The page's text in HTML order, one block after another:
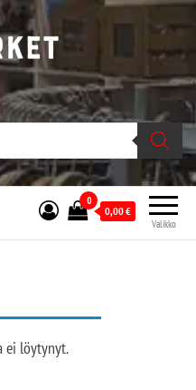
ja kivijalassa
Stupido Market on vaihtoehtomusaan
erikoistunut verkko- sekä
kivijalkakauppa Helsingissä Kallion
sydämessä.
Valikko
0
0,00€
ei löytynyt.